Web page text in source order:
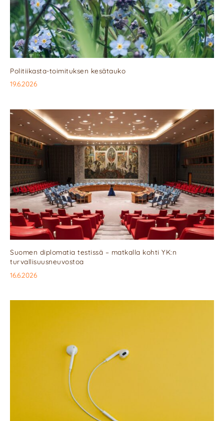
Politiikasta-toimituksen kesätauko
19.6.2026
Suomen diplomatia testissä – matkalla kohti YK:n
turvallisuusneuvostoa
16.6.2026